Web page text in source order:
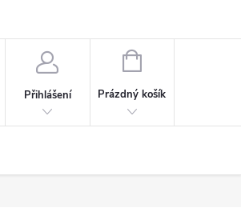
Přihlášení
NÁKUPNÍ
Prázdný košík